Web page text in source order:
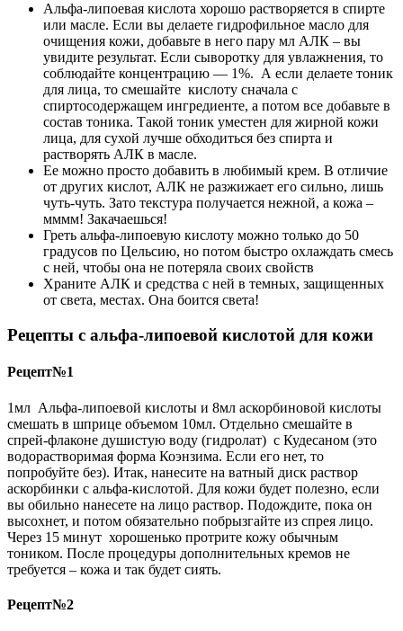
Альфа-липоевая кислота хорошо растворяется в спирте
или масле. Если вы делаете гидрофильное масло для
очищения кожи, добавьте в него пару мл АЛК – вы
увидите результат. Если сыворотку для увлажнения, то
соблюдайте концентрацию — 1%. А если делаете тоник
для лица, то смешайте кислоту сначала с
спиртосодержащем ингредиенте, а потом все добавьте в
состав тоника. Такой тоник уместен для жирной кожи
лица, для сухой лучше обходиться без спирта и
растворять АЛК в масле.
Ее можно просто добавить в любимый крем. В отличие
от других кислот, АЛК не разжижает его сильно, лишь
чуть-чуть. Зато текстура получается нежной, а кожа –
мммм! Закачаешься!
Греть альфа-липоевую кислоту можно только до 50
градусов по Цельсию, но потом быстро охлаждать смесь
с ней, чтобы она не потеряла своих свойств
Храните АЛК и средства с ней в темных, защищенных
от света, местах. Она боится света!
Рецепты с альфа-липоевой кислотой для кожи
Рецепт№1
1мл Альфа-липоевой кислоты и 8мл аскорбиновой кислоты
смешать в шприце объемом 10мл. Отдельно смешайте в
спрей-флаконе душистую воду (гидролат) с Кудесаном (это
водорастворимая форма Коэнзима. Если его нет, то
попробуйте без). Итак, нанесите на ватный диск раствор
аскорбинки с альфа-кислотой. Для кожи будет полезно, если
вы обильно нанесете на лицо раствор. Подождите, пока он
высохнет, и потом обязательно побрызгайте из спрея лицо.
Через 15 минут хорошенько протрите кожу обычным
тоником. После процедуры дополнительных кремов не
требуется – кожа и так будет сиять.
Рецепт№2